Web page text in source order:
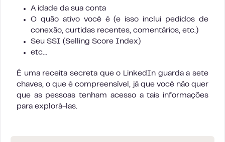
A idade da sua conta
O quão ativo você é (e isso inclui pedidos de
conexão, curtidas recentes, comentários, etc.)
Seu SSI (Selling Score Index)
etc…
É uma receita secreta que o LinkedIn guarda a sete
chaves, o que é compreensível, já que você não quer
que as pessoas tenham acesso a tais informações
para explorá-las.